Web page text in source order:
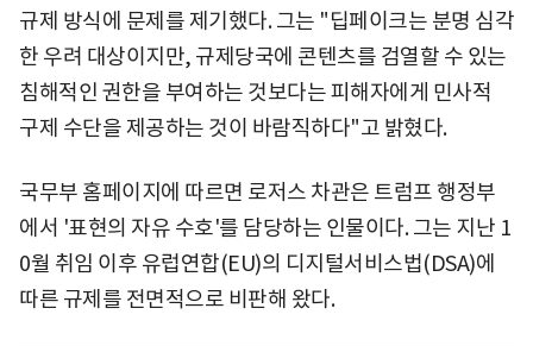
규제 방식에 문제를 제기했다. 그는 "딥페이크는 분명 심각
한 우려 대상이지만, 규제당국에 콘텐츠를 검열할 수 있는
침해적인 권한을 부여하는 것보다는 피해자에게 민사적
구제 수단을 제공하는 것이 바람직하다"고 밝혔다.
국무부 홈페이지에 따르면 로저스 차관은 트럼프 행정부
에서 '표현의 자유 수호'를 담당하는 인물이다. 그는 지난 1
0월 취임 이후 유럽연합(EU)의 디지털서비스법(DSA)에
따른 규제를 전면적으로 비판해 왔다.